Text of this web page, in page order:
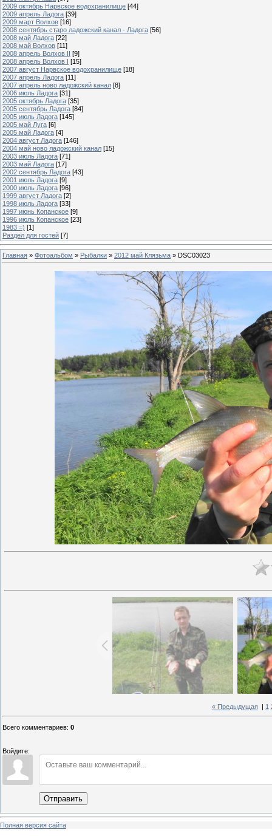
2009 октябрь Нарвское водохранилище [44]
2009 апрель Ладога [39]
2009 март Волхов [16]
2008 сентябрь старо ладожский канал - Ладога [56]
2008 май Ладога [22]
2008 май Волхов [11]
2008 апрель Волхов II [9]
2008 апрель Волхов I [15]
2007 август Нарвское водохранилище [18]
2007 апрель Ладога [11]
2007 апрель ново ладожский канал [8]
2006 июль Ладога [31]
2005 октябрь Ладога [35]
2005 сентябрь Ладога [84]
2005 июль Ладога [145]
2005 май Луга [6]
2005 май Ладога [4]
2004 август Ладога [146]
2004 май ново ладожский канал [15]
2003 июль Ладога [71]
2003 май Ладога [17]
2002 сентябрь Ладога [43]
2001 июль Ладога [9]
2000 июль Ладога [96]
1999 август Ладога [2]
1998 июль Ладога [33]
1997 июнь Копанское [9]
1996 июль Копанское [23]
1983 =) [1]
Раздел для гостей [7]
Главная » Фотоальбом » Рыбалки » 2012 май Клязьма » DSC03023
« Предыдущая| 1
Всего комментариев: 0
Войдите:
Отправить
Полная версия сайта